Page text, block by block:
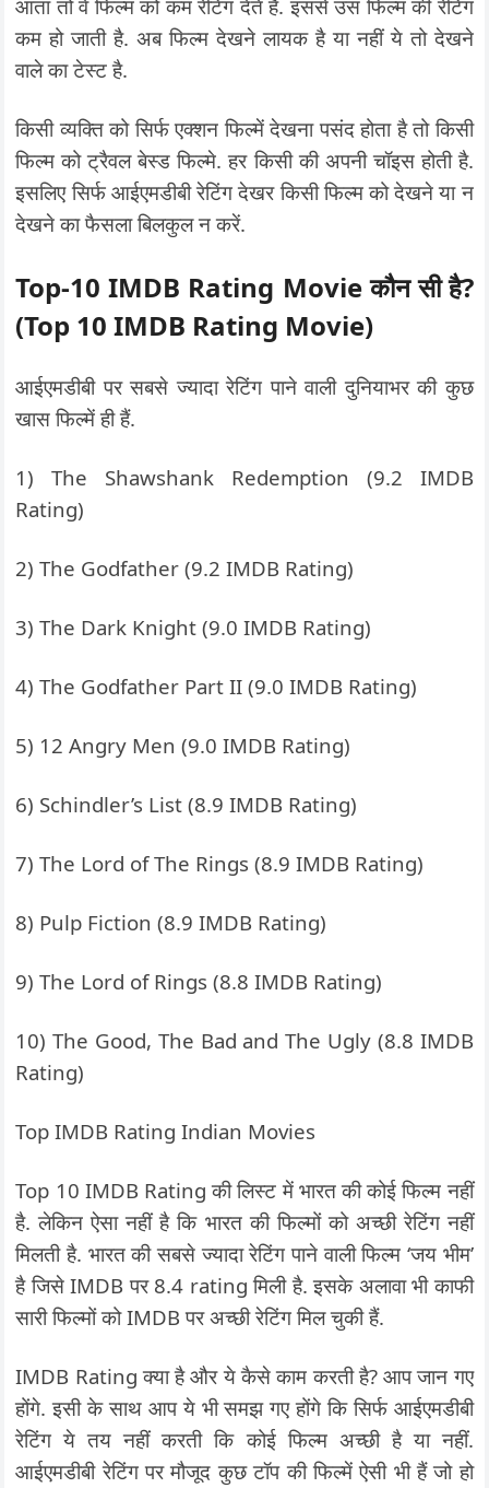
आता तो वे फिल्म को कम रेटिंग देते हैं. इससे उस फिल्म की रेटिंग
कम हो जाती है. अब फिल्म देखने लायक है या नहीं ये तो देखने
वाले का टेस्ट है.
किसी व्यक्ति को सिर्फ एक्शन फिल्में देखना पसंद होता है तो किसी
फिल्म को ट्रैवल बेस्ड फिल्मे. हर किसी की अपनी चॉइस होती है.
इसलिए सिर्फ आईएमडीबी रेटिंग देखर किसी फिल्म को देखने या न
देखने का फैसला बिलकुल न करें.
Top-10 IMDB Rating Movie कौन सी है?
(Top 10 IMDB Rating Movie)
आईएमडीबी पर सबसे ज्यादा रेटिंग पाने वाली दुनियाभर की कुछ
खास फिल्में ही हैं.
1) The Shawshank Redemption (9.2 IMDB
Rating)
2) The Godfather (9.2 IMDB Rating)
3) The Dark Knight (9.0 IMDB Rating)
4) The Godfather Part II (9.0 IMDB Rating)
5) 12 Angry Men (9.0 IMDB Rating)
6) Schindler’s List (8.9 IMDB Rating)
7) The Lord of The Rings (8.9 IMDB Rating)
8) Pulp Fiction (8.9 IMDB Rating)
9) The Lord of Rings (8.8 IMDB Rating)
10) The Good, The Bad and The Ugly (8.8 IMDB
Rating)
Top IMDB Rating Indian Movies
Top 10 IMDB Rating की लिस्ट में भारत की कोई फिल्म नहीं
है. लेकिन ऐसा नहीं है कि भारत की फिल्मों को अच्छी रेटिंग नहीं
मिलती है. भारत की सबसे ज्यादा रेटिंग पाने वाली फिल्म ‘जय भीम’
है जिसे IMDB पर 8.4 rating मिली है. इसके अलावा भी काफी
सारी फिल्मों को IMDB पर अच्छी रेटिंग मिल चुकी हैं.
IMDB Rating क्या है और ये कैसे काम करती है? आप जान गए
होंगे. इसी के साथ आप ये भी समझ गए होंगे कि सिर्फ आईएमडीबी
रेटिंग ये तय नहीं करती कि कोई फिल्म अच्छी है या नहीं.
आईएमडीबी रेटिंग पर मौजूद कुछ टॉप की फिल्में ऐसी भी हैं जो हो